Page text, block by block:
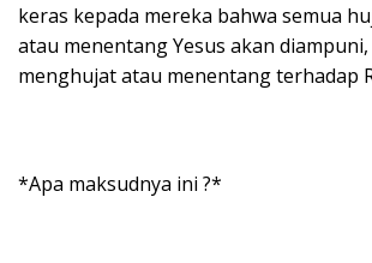
keras kepada mereka bahwa semua
atau menentang Yesus akan
menghujat atau menentang terhadap
*Apa maksudnya ini ?*